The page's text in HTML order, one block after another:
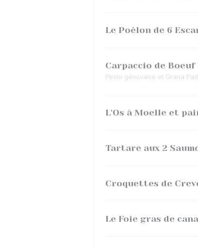
Le Poêlon de 6
Carpaccio de Boeuf
Pesto génovaise et Grana
L'Os à Moelle et
Tartare aux 2
Croquettes de
Le Foie gras de